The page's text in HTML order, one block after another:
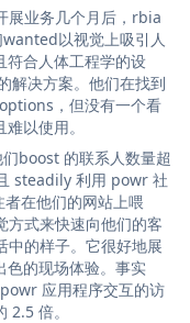
展业务几个月后，rbia
以视觉上吸引人
符合人体工程学的设
解决方案。他们在找到
，但没有一个看
以使用。
boost 的联系人数量超
steadily 利用 powr 社
在他们的网站上喂
式来快速向他们的客
的样子。它很好地展
色的现场体验。事实
应用程序交互的访
2.5 倍。